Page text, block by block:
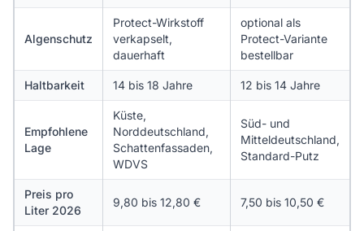
Algenschutz
Protect-Wirkstoff
verkapselt,
dauerhaft
optional als
Protect-Variante
bestellbar
Haltbarkeit 14 bis 18 Jahre 12 bis 14 Jahre
Empfohlene
Lage
Küste,
Norddeutschland,
Schattenfassaden,
WDVS
Süd- und
Mitteldeutschland,
Standard-Putz
Preis pro
Liter 2026
9,80 bis 12,80 € 7,50 bis 10,50 €